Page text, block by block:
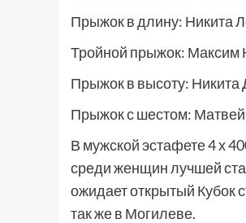
Прыжок в длину: Никита
Тройной прыжок: Максим
Прыжок в высоту:
Прыжок с шестом:
В мужской эстафете 4 х
среди женщин лучшей
ожидает открытый Кубок
так же в Могилеве.